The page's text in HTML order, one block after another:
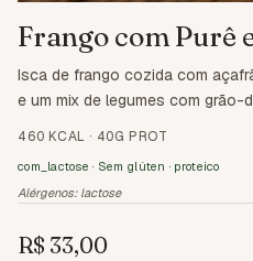
Frango com Purê
Isca de frango cozida com
e um mix de legumes com grão-
460 KCAL · 40G PROT
com_lactose · Sem glúten · proteico
Alérgenos: lactose
R$ 33,00